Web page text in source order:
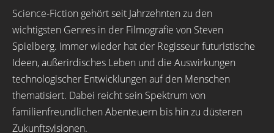
Science-Fiction gehört seit Jahrzehnten zu den
wichtigsten Genres in der Filmografie von Steven
Spielberg. Immer wieder hat der Regisseur futuristische
Ideen, außerirdisches Leben und die Auswirkungen
technologischer Entwicklungen auf den Menschen
thematisiert. Dabei reicht sein Spektrum von
familienfreundlichen Abenteuern bis hin zu düsteren
Zukunftsvisionen.